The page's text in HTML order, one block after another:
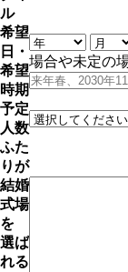
ル
希望
日・
希望
時期
場合や未定の
予定
人数
ふた
りが
結婚
式場
を
選ば
れる